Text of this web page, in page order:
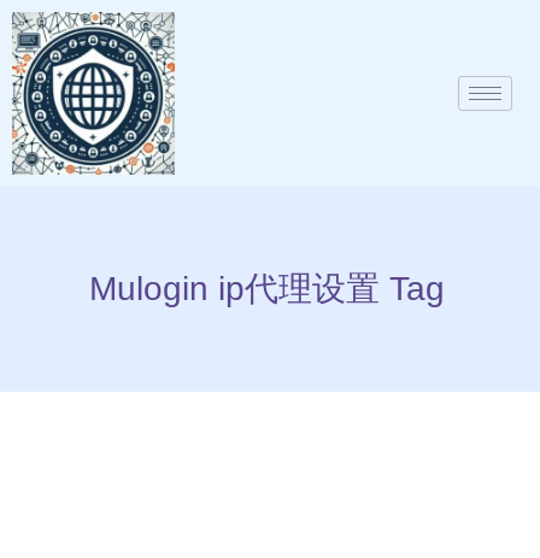
Mulogin ip代理设置 Tag